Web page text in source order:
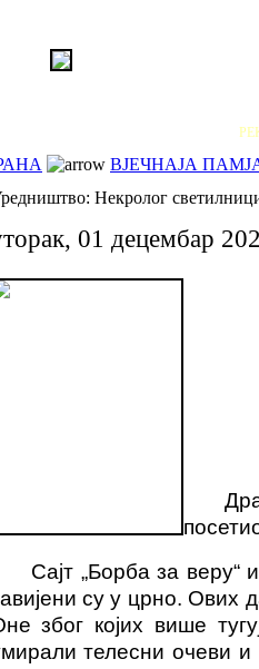
ВЈЕЧНАЈА
Некролог
01 децембар
Сајт „Борба за веру“
су у црно. Ових
због којих више
телесни очеви и